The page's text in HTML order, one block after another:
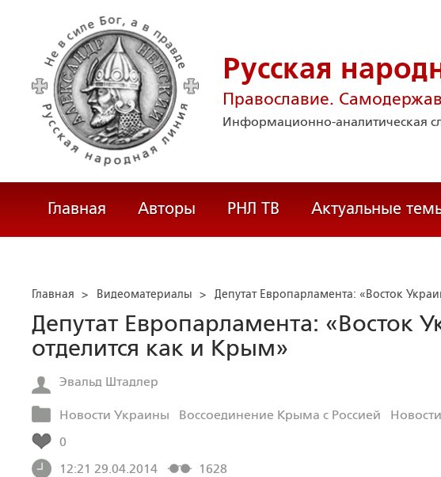
Русская
Православие.
Информационно-аналитическая
Главная Авторы РНЛ ТВ Актуальные
Главная > Видеоматериалы > Депутат Европарламента: «Восток
Депутат Европарламента: «Восток
отделится как и Крым»
Эвальд Штадлер
Новости Украины Воссоединение Крыма с Россией
0
12:21 29.04.2014
1628